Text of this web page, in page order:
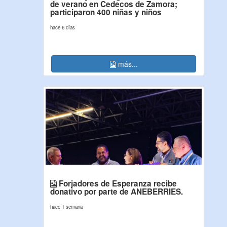
de verano en Cedecos de Zamora;
participaron 400 niñas y niños
hace 6 días
más...
Forjadores de Esperanza recibe
donativo por parte de ANEBERRIES.
hace 1 semana